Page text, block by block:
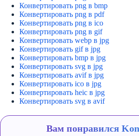
Конвертировать png в bmp
Конвертировать png в pdf
Конвертировать png в ico
Конвертировать png в gif
Конвертировать webp в jpg
Конвертировать gif в jpg
Конвертировать bmp в jpg
Конвертировать svg в jpg
Конвертировать avif в jpg
Конвертировать ico в jpg
Конвертировать heic в jpg
Конвертировать svg в avif
Вам понравился